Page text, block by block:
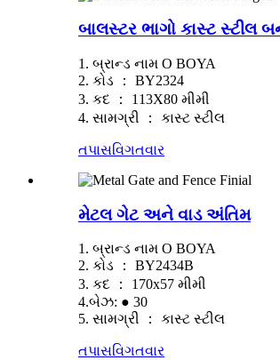
બાલસ્ટર ભાગો કાસ્ટ સ્ટીલ
1. બ્રાન્ડ નામ O BOYA
2. કોડ ： BY2324
3. કદ ： 113X80 મીમી
4. સામગ્રી ： કાસ્ટ સ્ટીલ
તપાસવિગતવાર
મેટલ ગેટ અને વાડ અંતિમ
1. બ્રાન્ડ નામ O BOYA
2. કોડ ： BY2434B
3. કદ ： 170x57 મીમી
4.બેઝ: ● 30
5. સામગ્રી ： કાસ્ટ સ્ટીલ
તપાસવિગતવાર